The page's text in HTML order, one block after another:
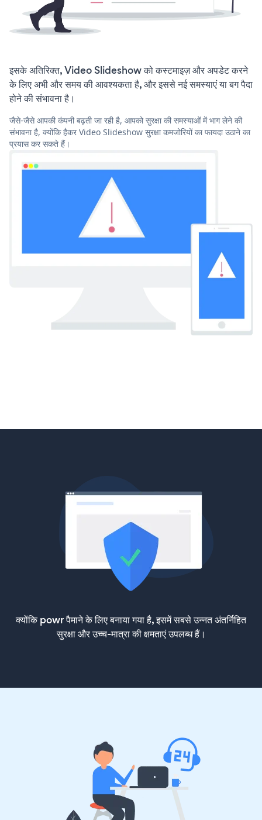
इसके अतिरिक्त, Video Slideshow को कस्टमाइज़ और अपडेट करने
के लिए अभी और समय की आवश्यकता है, और इससे नई समस्याएं या बग पैदा
होने की संभावना है।
जैसे-जैसे आपकी कंपनी बढ़ती जा रही है, आपको सुरक्षा की समस्याओं में भाग लेने की
संभावना है, क्योंकि हैकर Video Slideshow सुरक्षा कमजोरियों का फायदा उठाने का
प्रयास कर सकते हैं।
क्योंकि powr पैमाने के लिए बनाया गया है, इसमें सबसे उन्नत अंतर्निहित
सुरक्षा और उच्च-मात्रा की क्षमताएं उपलब्ध हैं।